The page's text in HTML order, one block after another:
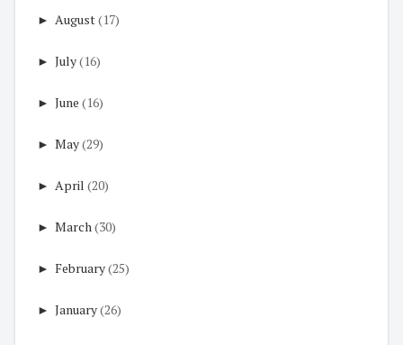
► August(17)
► July(16)
► June (16)
► May(29)
► April (20)
► March(30)
► February(25)
► January(26)